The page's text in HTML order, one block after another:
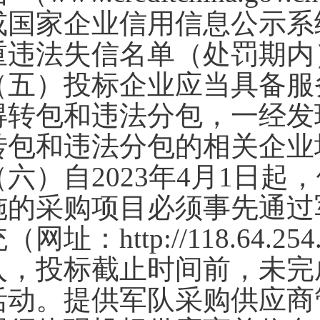
国家企业信用信息公示
违法失信名单（处罚期
五）投标企业应当具备
转包和违法分包，一经
包和违法分包的相关企
六）自2023年4月1日起
的采购项目必须事先通
（网址：http://
，投标截止时间前，未
动。提供军队采购供应